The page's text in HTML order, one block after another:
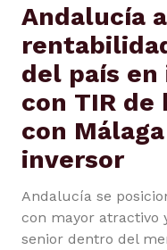
Andalucía
del país
con TIR de
con
inversor
Andalucía se
con mayor atractivo
senior dentro del